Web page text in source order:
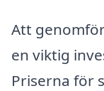
Att
en viktig
Priserna för